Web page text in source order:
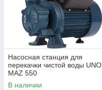
Насосная станция для
перекачки чистой воды UNO
MAZ 550
В наличии